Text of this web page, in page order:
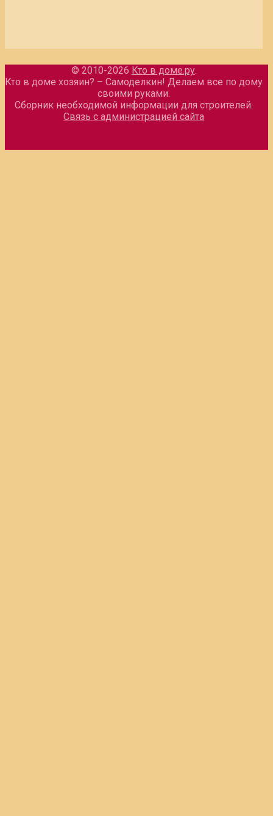
© 2010-2026 Кто в доме.ру.
Кто в доме хозяин? – Самоделкин! Делаем все по дому
своими руками.
Сборник необходимой информации для строителей.
Связь с администрацией сайта